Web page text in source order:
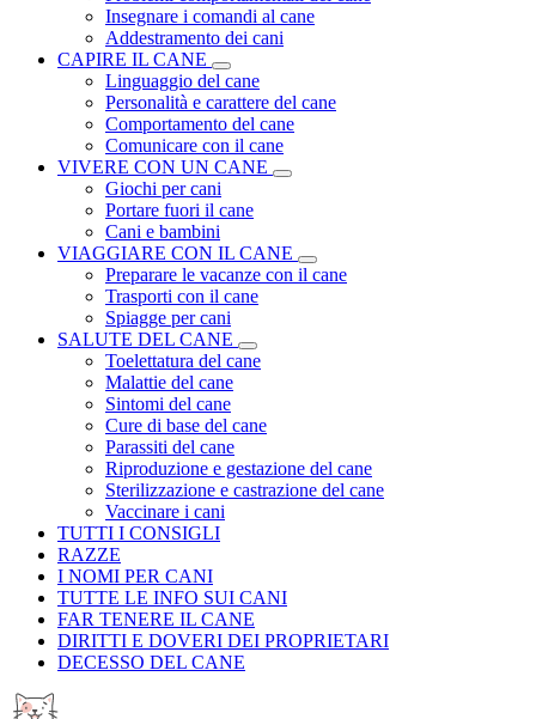
Insegnare i comandi al cane
Addestramento dei cani
CAPIRE IL CANE
Linguaggio del cane
Personalità e carattere del cane
Comportamento del cane
Comunicare con il cane
VIVERE CON UN CANE
Giochi per cani
Portare fuori il cane
Cani e bambini
VIAGGIARE CON IL CANE
Preparare le vacanze con il cane
Trasporti con il cane
Spiagge per cani
SALUTE DEL CANE
Toelettatura del cane
Malattie del cane
Sintomi del cane
Cure di base del cane
Parassiti del cane
Riproduzione e gestazione del cane
Sterilizzazione e castrazione del cane
Vaccinare i cani
TUTTI I CONSIGLI
RAZZE
I NOMI PER CANI
TUTTE LE INFO SUI CANI
FAR TENERE IL CANE
DIRITTI E DOVERI DEI PROPRIETARI
DECESSO DEL CANE